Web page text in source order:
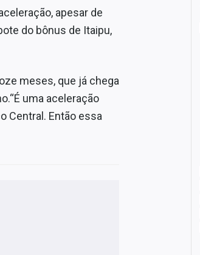
apesar de
do bônus de Itaipu,
meses, que já chega
uma aceleração
Central. Então essa